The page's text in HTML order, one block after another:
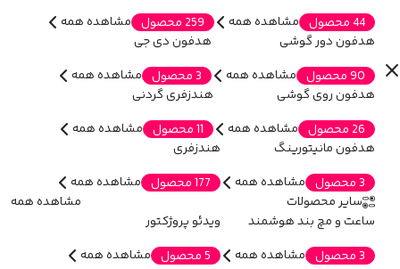
44 محصول
مشاهده همه
259 محصول
مشاهده همه
هدفون دور گوشی
90 محصول
مشاهده همه
هدفون دی جی
3 محصول
مشاهده همه
هدفون روی گوشی
26 محصول
مشاهده همه
هندزفری گردنی
11 محصول
مشاهده همه
هدفون مانیتورینگ
3 محصول
مشاهده همه
هندزفری
177 محصول
مشاهده همه
سایر محصولات
مشاهده همه
ساعت و مچ بند هوشمند
3 محصول
مشاهده همه
ویدئو پروژکتور
5 محصول
مشاهده همه